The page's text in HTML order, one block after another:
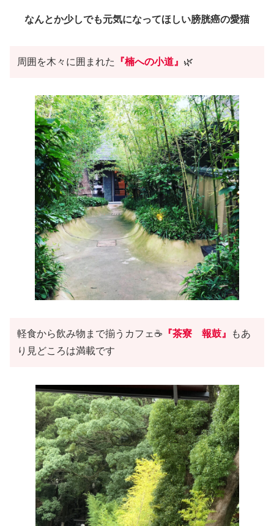
なんとか少しでも元気になってほしい膀胱癌の愛猫
周囲を木々に囲まれた 『楠への小道』 🌿
軽食から飲み物まで揃うカフェ☕ 『茶寮 報鼓』
もあ
り見どころは満載です